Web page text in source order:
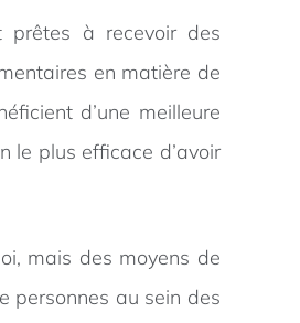
prêtes à recevoir des
en matière de
d’une meilleure
le plus efficace d’avoir
mais des moyens de
personnes au sein des